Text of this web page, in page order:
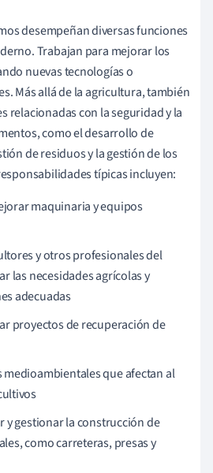
desempeñan diversas funciones
Trabajan para mejorar los
nuevas tecnologías o
Más allá de la agricultura, también
relacionadas con la seguridad y la
como el desarrollo de
de residuos y la gestión de los
típicas incluyen:
maquinaria y equipos
y otros profesionales del
las necesidades agrícolas y
adecuadas
proyectos de recuperación de
medioambientales que afectan al
y gestionar la construcción de
como carreteras, presas y